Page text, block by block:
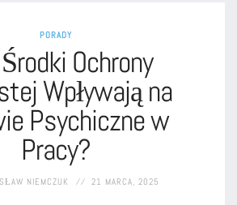
PORADY
Ochrony
Wpływają na
Psychiczne w
Pracy?
NIEMCZUK 21 MARCA, 2025